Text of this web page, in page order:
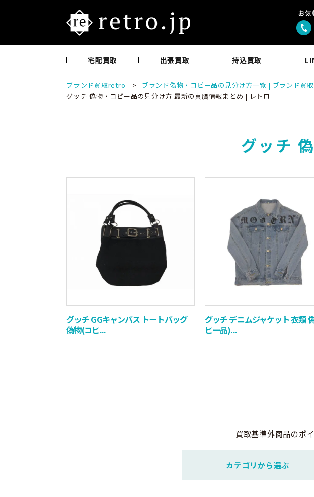
宅配買取 出張買取 持込買取
ブランド買取retro > ブランド偽物・コピー品の見分け方一覧 | ブランド買
グッチ 偽物・コピー品の見分け方 最新の真贋情報まとめ | レトロ
グッチ
グッチ GGキャンバス トートバッグ
偽物(コピ...
グッチ デニムジャケット 衣類
ピー品)...
買取基準外商品のポ
カテゴリから選ぶ